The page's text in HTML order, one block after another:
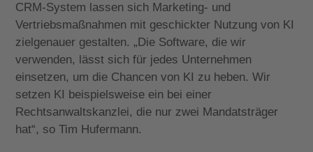
CRM-System lassen sich Marketing- und
Vertriebsmaßnahmen mit geschickter Nutzung von KI
zielgenauer gestalten. „Die Software, die wir
verwenden, lässt sich für jedes Unternehmen
einsetzen, um die Chancen von KI zu heben. Wir
setzen KI beispielsweise ein bei einer
Rechtsanwaltskanzlei, die nur zwei Mandatsträger
hat“, so Tim Hufermann.